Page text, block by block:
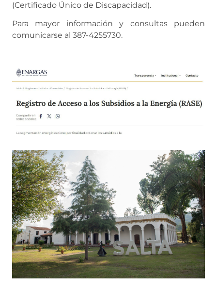
(Certificado Único de Discapacidad).
Para mayor información y consultas pueden
comunicarse al 387-4255730.